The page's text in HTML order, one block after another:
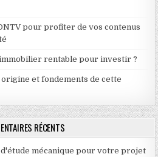
pour profiter de vos contenus
rentable pour investir ?
et fondements de cette
RÉCENTS
mécanique pour votre projet